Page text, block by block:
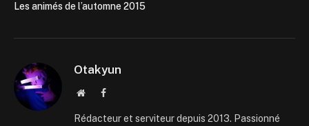
Les animés de l’automne 2015
Otakyun
WebsiteFacebook
Rédacteur et serviteur depuis 2013. Passionné